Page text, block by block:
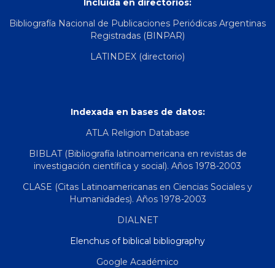
Incluida en directorios:
Bibliografía Nacional de Publicaciones Periódicas Argentinas
Registradas (BINPAR)
LATINDEX (directorio)
Indexada en bases de datos:
ATLA Religion Database
BIBLAT (Bibliografía latinoamericana en revistas de
investigación científica y social). Años 1978-2003
CLASE (Citas Latinoamericanas en Ciencias Sociales y
Humanidades). Años 1978-2003
DIALNET
Elenchus of biblical bibliography
Google Académico